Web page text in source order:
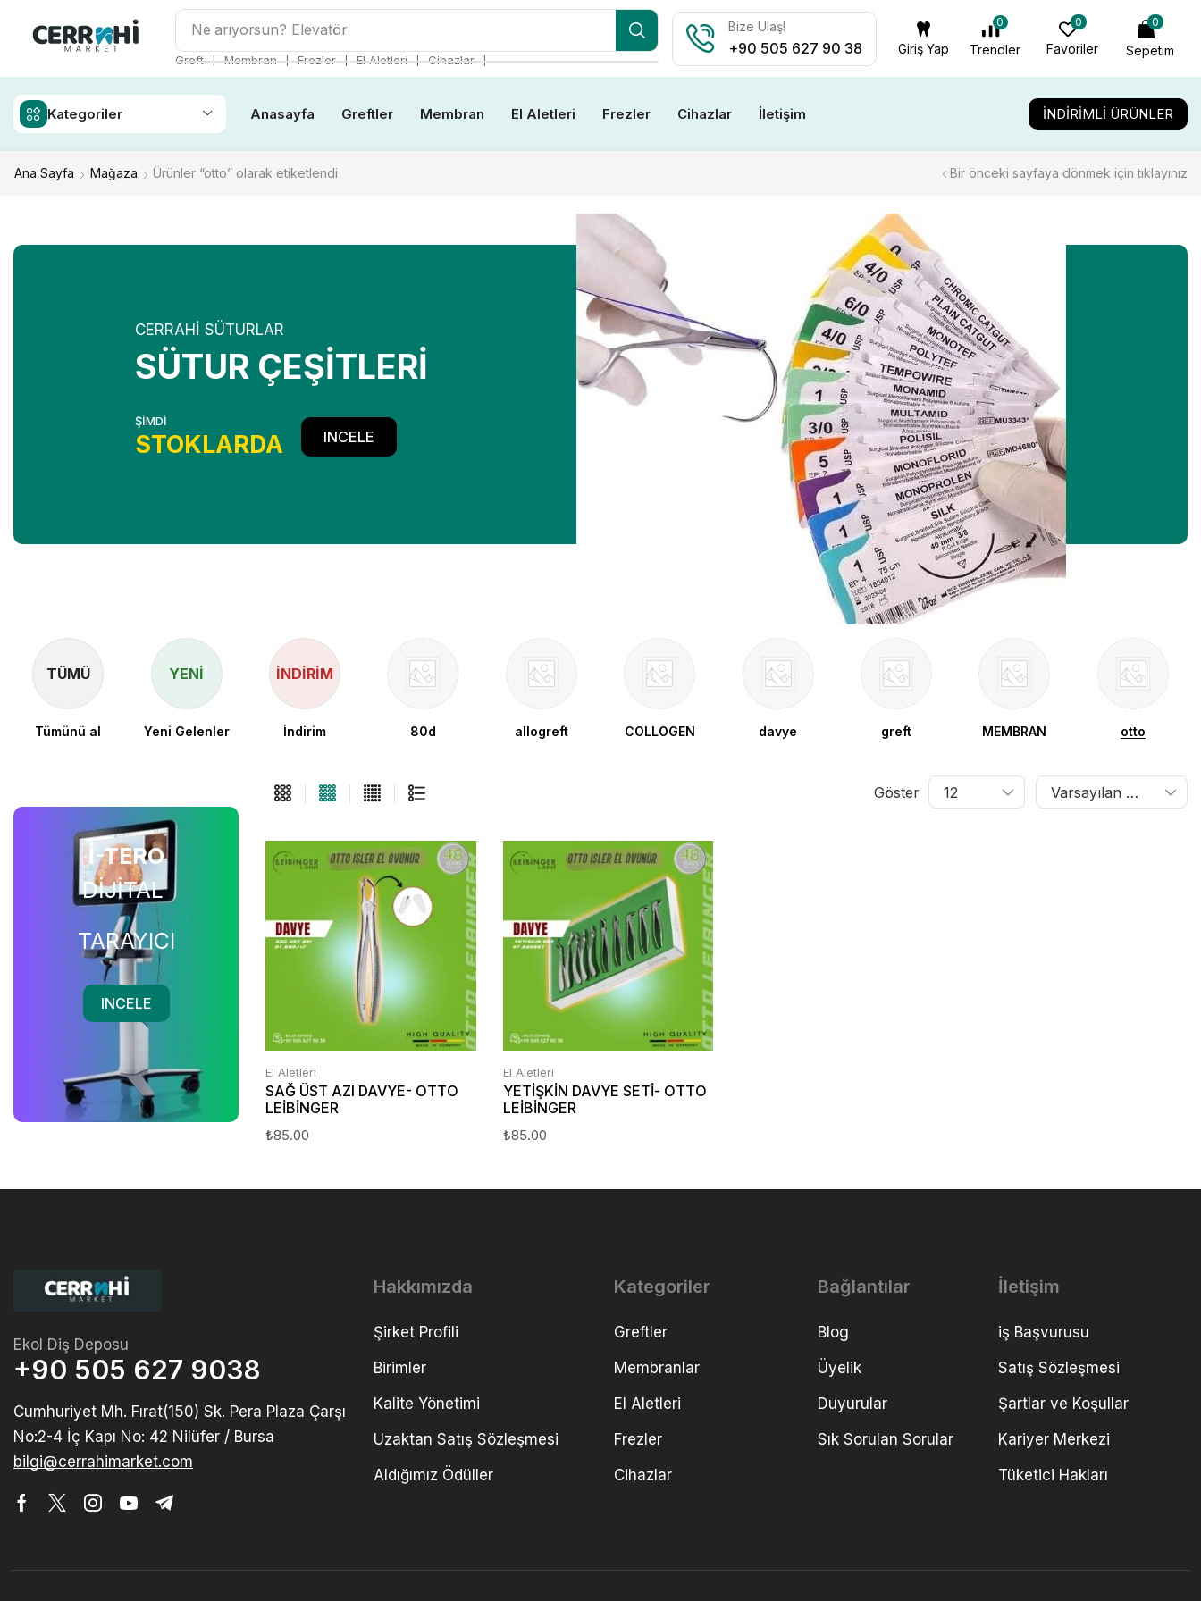
Ne arıyorsun? Frez
Greft ❘ Membran ❘ Frezler ❘ El Aletleri ❘ Cihazlar ❘
Bize Ulaş!
+90 505 627 90 38 Giriş Yap
0
Trendler
0
Favoriler
0
Sepetim
Kategoriler Anasayfa Greftler Membran El Aletleri Frezler Cihazlar İletişim İNDİRİMLİ ÜRÜNLER
Ana Sayfa Mağaza Ürünler “otto” olarak etiketlendi Bir önceki sayfaya dönmek için tıklayınız
CERRAHİ SÜTURLAR
SÜTUR ÇEŞİTLERİ
ŞİMDİ
STOKLARDA INCELE
TÜMÜ
Tümünü al
YENI
Yeni Gelenler
İNDIRIM
İndirim 80d allogreft COLLOGEN davye greft MEMBRAN otto
İ-TERO
DİJİTAL
TARAYICI
INCELE
Göster
El Aletleri
SAĞ ÜST AZI DAVYE- OTTO
LEİBİNGER
₺85.00
El Aletleri
YETİŞKİN DAVYE SETİ- OTTO
LEİBİNGER
₺85.00
Ekol Diş Deposu
+90 505 627 9038
Cumhuriyet Mh. Fırat(150) Sk. Pera Plaza Çarşı
No:2-4 İç Kapı No: 42 Nilüfer / Bursa
bilgi@cerrahimarket.com
Hakkımızda
Şirket Profili
Birimler
Kalite Yönetimi
Uzaktan Satış Sözleşmesi
Aldığımız Ödüller
Kategoriler
Greftler
Membranlar
El Aletleri
Frezler
Cihazlar
Bağlantılar
Blog
Üyelik
Duyurular
Sık Sorulan Sorular
İletişim
iş Başvurusu
Satış Sözleşmesi
Şartlar ve Koşullar
Kariyer Merkezi
Tüketici Hakları